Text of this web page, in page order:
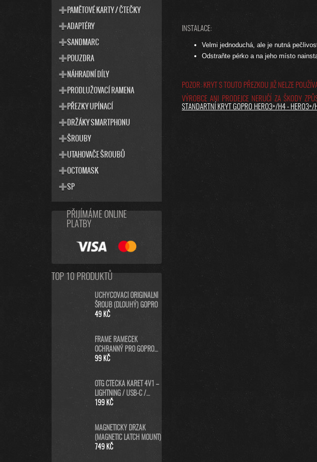
PAMĚTOVÉ KARTY / ČTEČKY
ADAPTÉRY
SANDMARC
POUZDRA
NÁHRADNÍ DÍLY
PRODLUŽOVACÍ RAMENA
PŘEZKY UPÍNACÍ
DRŽÁKY SMARTPHONU
ŠROUBY
UTAHOVAČE ŠROUBŮ
OCTOMASK
SP
PŘIJÍMÁME ONLINE
PLATBY
TOP 10 PRODUKTŮ
UCHYCOVACÍ ORIGINÁLNÍ
ŠROUB (DLOUHÝ) GOPRO
49 KČ
FRAME RÁMEČEK
OCHRANNÝ PRO GOPRO
HERO8 BLACK
99 KČ
OTG ČTEČKA KARET 4V1 –
LIGHTNING / USB-C /
MICRO USB / USB-A PRO
199 KČ
MAGNETICKÝ DRŽÁK
(MAGNETIC LATCH MOUNT)
749 KČ
INSTALACE:
Velmi jednoduchá, ale je nutná
Odstraňte pérko a na jeho místo
POZOR: KRYT S TOUTO PŘEZKOU JIŽ NELZE
VÝROBCE ANI PRODEJCE NERUČÍ ZA ŠKODY
STANDARTNÍ KRYT GOPRO HERO3+/H4 -